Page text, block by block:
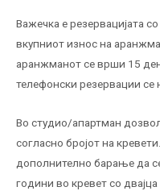
Важечка е резервацијата
вкупниот износ на
аранжманот се врши 15
телефонски резервации се
Во студио/апартман
согласно бројот на
дополнително барање да
години во кревет со